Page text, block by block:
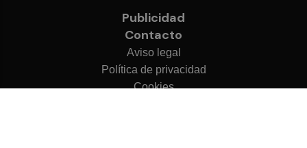
Publicidad
Contacto
Aviso legal
Política de privacidad
Cookies